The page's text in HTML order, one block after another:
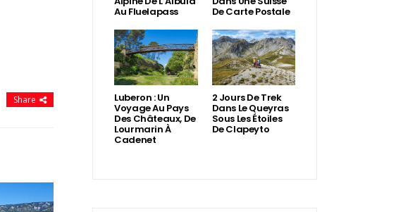
Share
Au Fluelapass De Carte Postale
Luberon : Un
Voyage Au Pays
Des Châteaux, De
Lourmarin À
Cadenet
2 Jours De Trek
Dans Le Queyras
Sous Les Étoiles
De Clapeyto